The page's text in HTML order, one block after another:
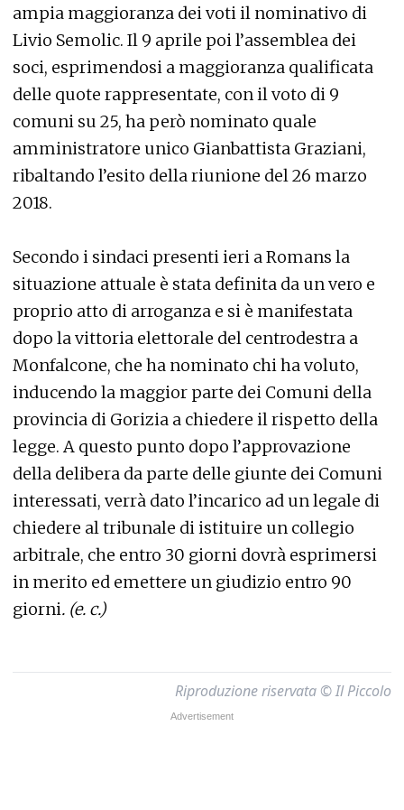
ampia maggioranza dei voti il nominativo di
Livio Semolic. Il 9 aprile poi l’assemblea dei
soci, esprimendosi a maggioranza qualificata
delle quote rappresentate, con il voto di 9
comuni su 25, ha però nominato quale
amministratore unico Gianbattista Graziani,
ribaltando l’esito della riunione del 26 marzo
2018.
Secondo i sindaci presenti ieri a Romans la
situazione attuale è stata definita da un vero e
proprio atto di arroganza e si è manifestata
dopo la vittoria elettorale del centrodestra a
Monfalcone, che ha nominato chi ha voluto,
inducendo la maggior parte dei Comuni della
provincia di Gorizia a chiedere il rispetto della
legge. A questo punto dopo l’approvazione
della delibera da parte delle giunte dei Comuni
interessati, verrà dato l’incarico ad un legale di
chiedere al tribunale di istituire un collegio
arbitrale, che entro 30 giorni dovrà esprimersi
in merito ed emettere un giudizio entro 90
giorni. (e. c.)
Riproduzione riservata © Il Piccolo